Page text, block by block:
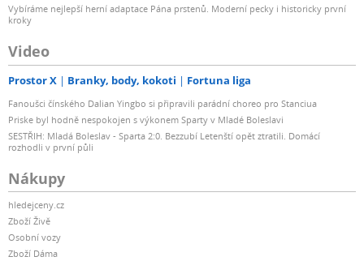
Vybíráme nejlepší herní adaptace Pána prstenů. Moderní pecky i historicky první
kroky
Video
Prostor X Branky, body, kokoti Fortuna liga
Fanoušci čínského Dalian Yingbo si připravili parádní choreo pro Stanciua
Priske byl hodně nespokojen s výkonem Sparty v Mladé Boleslavi
SESTŘIH: Mladá Boleslav - Sparta 2:0. Bezzubí Letenští opět ztratili. Domácí
rozhodli v první půli
Nákupy
hledejceny.cz
Zboží Živě
Osobní vozy
Zboží Dáma